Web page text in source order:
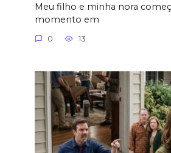
Meu filho e minha nora
momento em
0 13